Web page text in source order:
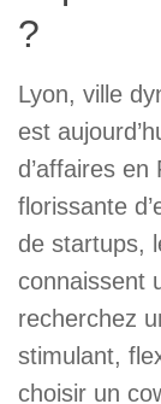
?
Lyon, ville
est
d’affaires
florissante
de startups,
connaissent
recherchez
stimulant,
choisir un